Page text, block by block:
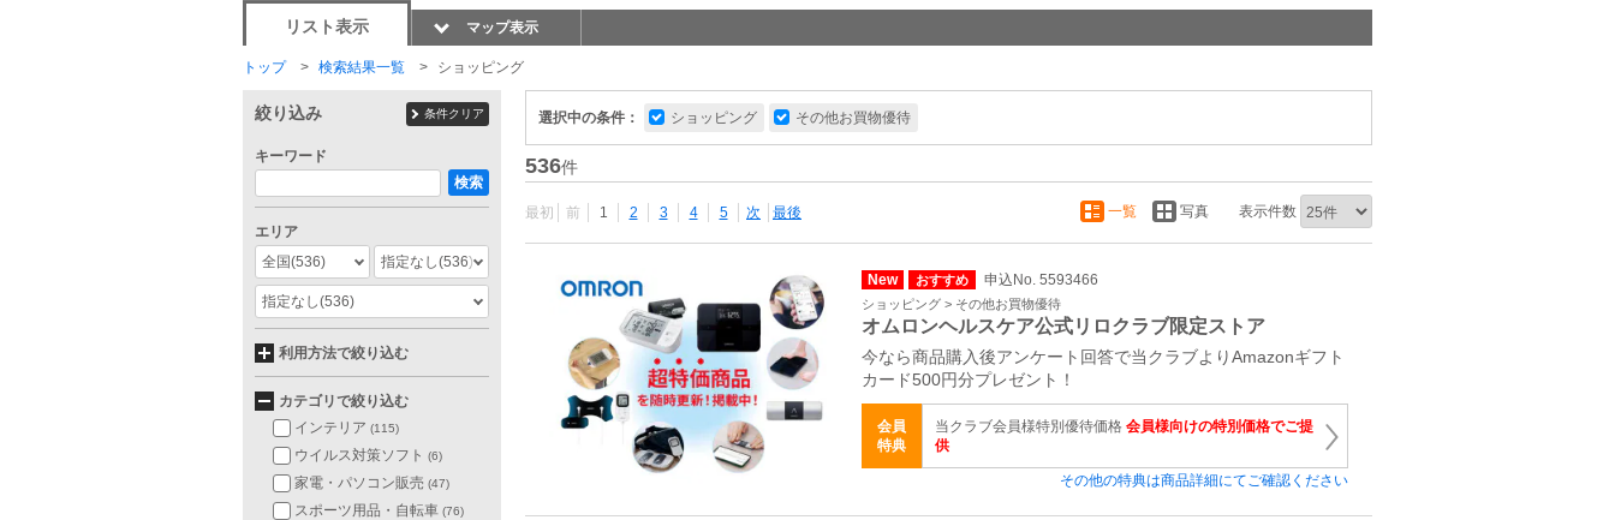
リスト表示 マップ表示
トップ 検索結果一覧 ショッピング
選択中の条件： ショッピング その他お買物優待
536件
最初 前 1 2 3 4 5 次 最後 一覧 写真 表示件数
New おすすめ 申込No. 5593466
ショッピング > その他お買物優待
オムロンヘルスケア公式リロクラブ限定ストア
今なら商品購入後アンケート回答で当クラブよりAmazonギフト
カード500円分プレゼント！
会員
特典
当クラブ会員様特別優待価格 会員様向けの特別価格でご提
供
その他の特典は商品詳細にてご確認ください
絞り込み 条件クリア
キーワード
検索
エリア
全国(536) 指定なし(536)
指定なし(536)
利用方法で絞り込む
カテゴリで絞り込む
インテリア (115)
ウイルス対策ソフト (6)
家電・パソコン販売 (47)
スポーツ用品・自転車 (76)